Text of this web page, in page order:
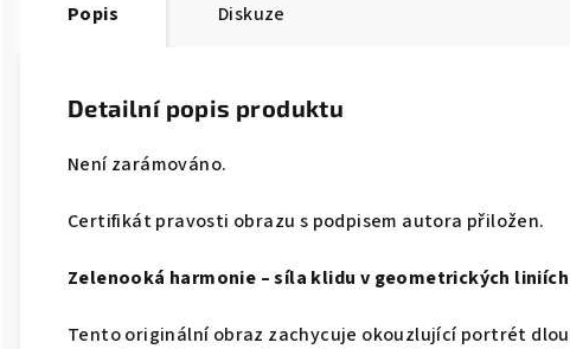
Popis Diskuze
Detailní popis produktu
Není zarámováno.
Certifikát pravosti obrazu s podpisem autora přiložen.
Zelenooká harmonie – síla klidu v geometrických liniích
Tento originální obraz zachycuje okouzlující portrét